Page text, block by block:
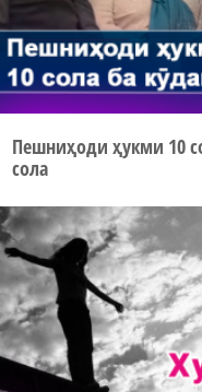
Пешниҳоди ҳукми 10
сола